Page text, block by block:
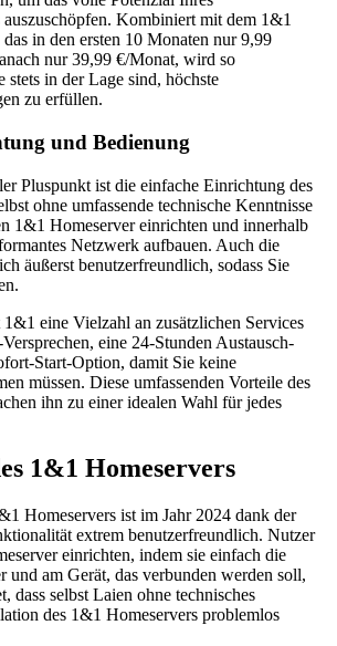
auszuschöpfen. Kombiniert mit dem 1&1
in den ersten 10 Monaten nur 9,99
nur 39,99 €/Monat, wird so
stets in der Lage sind, höchste
zu erfüllen.
und Bedienung
Pluspunkt ist die einfache Einrichtung des
ohne umfassende technische Kenntnisse
1&1 Homeserver einrichten und innerhalb
Netzwerk aufbauen. Auch die
äußerst benutzerfreundlich, sodass Sie
eine Vielzahl an zusätzlichen Services
eine 24-Stunden Austausch-
Start-Option, damit Sie keine
müssen. Diese umfassenden Vorteile des
ihn zu einer idealen Wahl für jedes
1&1 Homeservers
Homeservers ist im Jahr 2024 dank der
extrem benutzerfreundlich. Nutzer
einrichten, indem sie einfach die
und am Gerät, das verbunden werden soll,
dass selbst Laien ohne technisches
des 1&1 Homeservers problemlos